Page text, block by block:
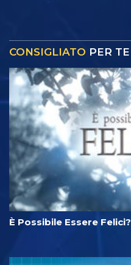
CONSIGLIATO PER TE
È Possibile Essere Felici?